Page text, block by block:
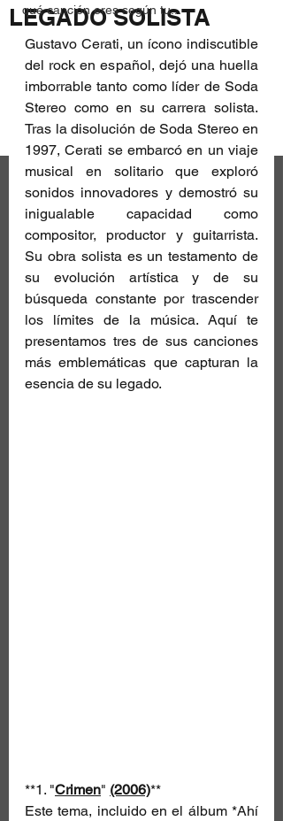
qué canción eres según tu...
LEGADO SOLISTA
Gustavo Cerati, un ícono indiscutible
del rock en español, dejó una huella
imborrable tanto como líder de Soda
Stereo como en su carrera solista.
Tras la disolución de Soda Stereo en
1997, Cerati se embarcó en un viaje
musical en solitario que exploró
sonidos innovadores y demostró su
inigualable capacidad como
compositor, productor y guitarrista.
Su obra solista es un testamento de
su evolución artística y de su
búsqueda constante por trascender
los límites de la música. Aquí te
presentamos tres de sus canciones
más emblemáticas que capturan la
esencia de su legado.
**1. "Crimen" (2006)**
Este tema, incluido en el álbum *Ahí